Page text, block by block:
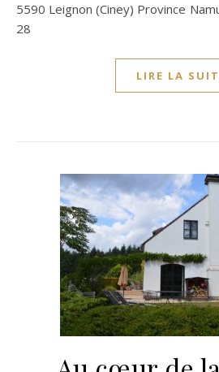
5590 Leignon (Ciney) Province
28
LIRE LA